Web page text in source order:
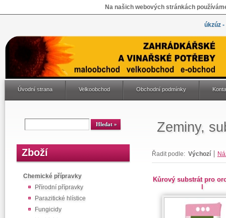
Na našich webových stránkách
úkzúz
Úvodní strana Velkoobchod Obchodní podmínky
Zboží
Chemické přípravky
Přírodní přípravky
Parazitické hlístice
Fungicidy
Zeminy,
Řadit podle: Výchozí
Kůrový substrát pro